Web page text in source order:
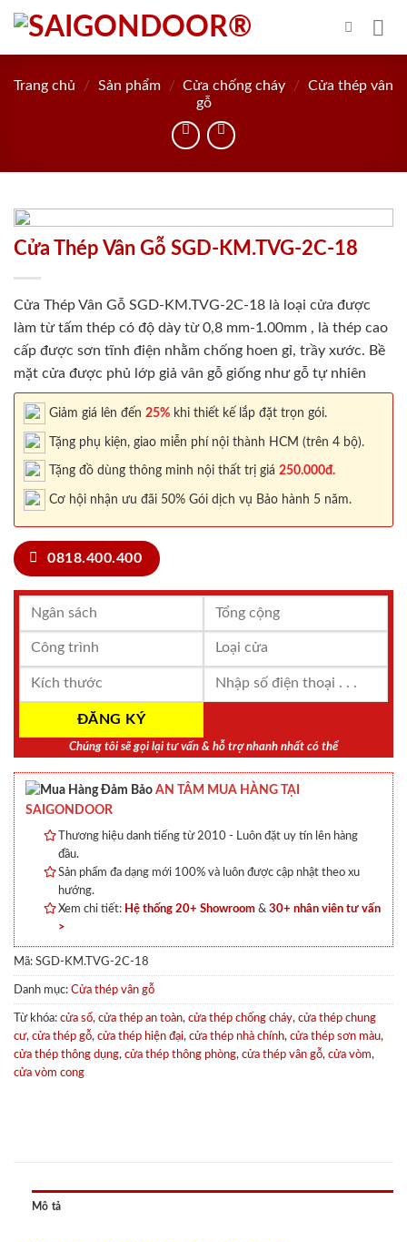
Skip
content
Trang chủ / Sản phẩm / Cửa chống cháy /
Cửa thép vân
gỗ
Cửa Thép Vân Gỗ SGD-KM.TVG-2C-18
Cửa Thép Vân Gỗ SGD-KM.TVG-2C-18 là loại cửa được
làm từ tấm thép có độ dày từ 0,8 mm-1.00mm , là thép cao
cấp được sơn tĩnh điện nhằm chống hoen gỉ, trầy xước. Bề
mặt cửa được phủ lớp giả vân gỗ giống như gỗ tự nhiên
Giảm giá lên đến 25% khi thiết kế lắp đặt trọn gói.
Tặng phụ kiện, giao miễn phí nội thành HCM (trên 4 bộ).
Tặng đồ dùng thông minh nội thất trị giá 250.000đ.
Cơ hội nhận ưu đãi 50% Gói dịch vụ Bảo hành 5 năm.
0818.400.400
Chúng tôi sẽ gọi lại tư vấn & hỗ trợ nhanh nhất có thể
AN TÂM MUA HÀNG TẠI
SAIGONDOOR
Thương hiệu danh tiếng từ 2010 - Luôn đặt uy tín lên hàng
đầu.
Sản phẩm đa dạng mới 100% và luôn được cập nhật theo xu
hướng.
Xem chi tiết: Hệ thống 20+ Showroom & 30+ nhân viên tư vấn
>
Mã: SGD-KM.TVG-2C-18
Danh mục: Cửa thép vân gỗ
Từ khóa: cửa sổ, cửa thép an toàn, cửa thép chống cháy, cửa thép chung
cư, cửa thép gỗ, cửa thép hiện đại, cửa thép nhà chính, cửa thép sơn màu,
cửa thép thông dụng, cửa thép thông phòng, cửa thép vân gỗ, cửa vòm,
cửa vòm cong
Mô tả